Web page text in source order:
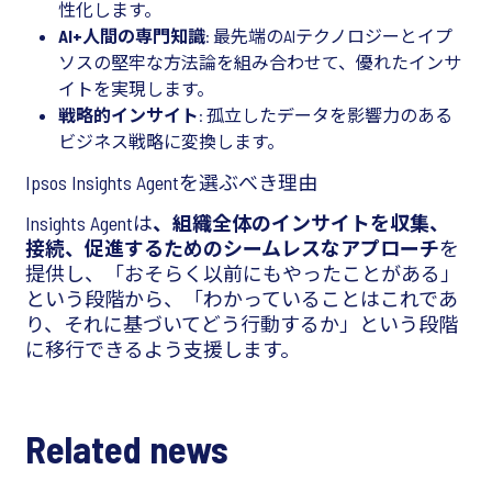
性化します。
AI+人間の専門知識: 最先端のAIテクノロジーとイプ
ソスの堅牢な方法論を組み合わせて、優れたインサ
イトを実現します。
戦略的インサイト: 孤立したデータを影響力のある
ビジネス戦略に変換します。
Ipsos Insights Agentを選ぶべき理由
Insights Agentは、組織全体のインサイトを収集、
接続、促進するためのシームレスなアプローチを
提供し、「おそらく以前にもやったことがある」
という段階から、「わかっていることはこれであ
り、それに基づいてどう行動するか」という段階
に移行できるよう支援します。
Related news